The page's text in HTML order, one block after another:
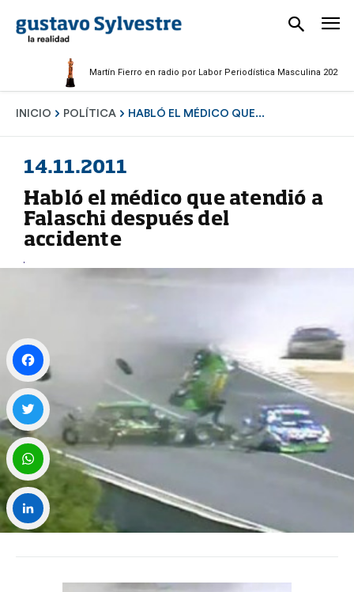
Martín Fierro en radio por Labor Periodística Masculina 2025
INICIO POLÍTICA HABLÓ EL MÉDICO QUE...
14.11.2011
Habló el médico que atendió a
Falaschi después del
accidente
Facebook
Twitter
WhatsApp